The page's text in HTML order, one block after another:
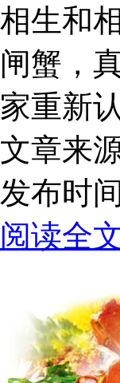
相生和
闸蟹，
家重新
文章来
发布时
阅读全